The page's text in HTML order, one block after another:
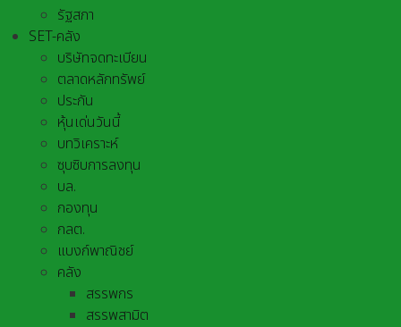
รัฐสภา
SET-คลัง
บริษัทจดทะเบียน
ตลาดหลักทรัพย์
ประกัน
หุ้นเด่นวันนี้
บทวิเคราะห์
ซุบซิบการลงทุน
บล.
กองทุน
กลต.
แบงก์พาณิชย์
คลัง
สรรพกร
สรรพสามิต